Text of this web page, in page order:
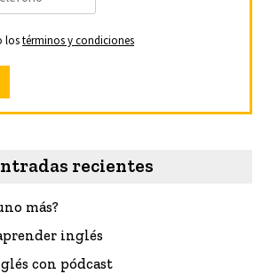
lostérminos y condiciones
recientes
más?
inglés
con pódcast